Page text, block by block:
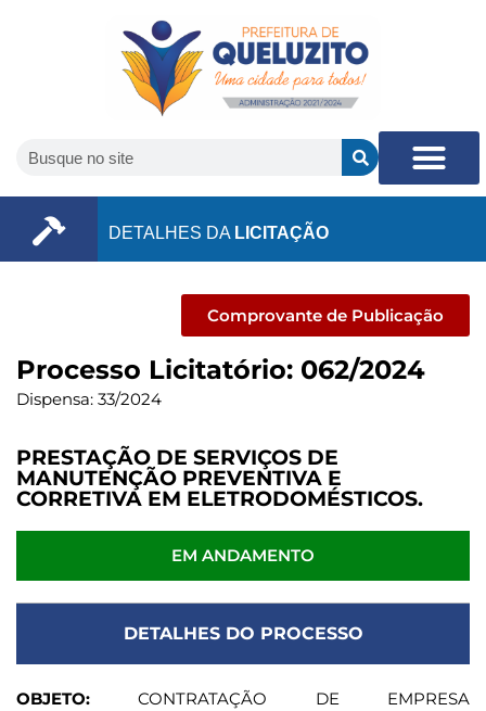
DETALHES DA LICITAÇÃO
Comprovante de Publicação
Processo Licitatório: 062/2024
Dispensa: 33/2024
PRESTAÇÃO DE SERVIÇOS DE
MANUTENÇÃO PREVENTIVA E
CORRETIVA EM ELETRODOMÉSTICOS.
EM ANDAMENTO
DETALHES DO PROCESSO
OBJETO: CONTRATAÇÃO DE EMPRESA